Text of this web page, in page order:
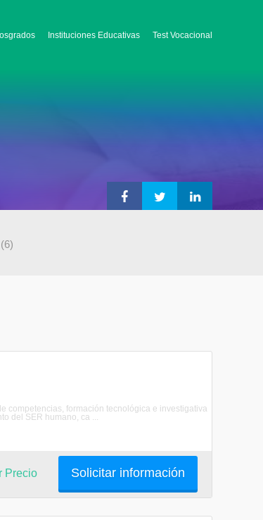
Instituciones Educativas Test Vocacional
(6)
competencias, formación tecnológica e investigativa
del SER humano, ca ...
Solicitar información
Precio